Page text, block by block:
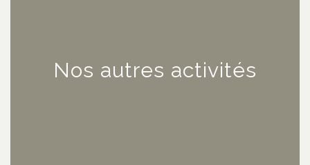
Nos autres activités